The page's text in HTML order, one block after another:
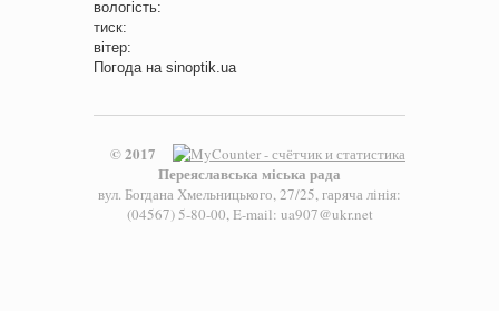
вологість:
тиск:
вітер:
Погода на sinoptik.ua
© 2017
Переяславська міська рада
вул. Богдана Хмельницького, 27/25, гаряча лінія:
(04567) 5-80-00, E-mail: ua907@ukr.net